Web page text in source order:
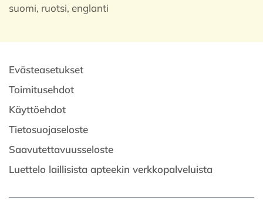
suomi, ruotsi, englanti
Evästeasetukset
Toimitusehdot
Käyttöehdot
Tietosuojaseloste
Saavutettavuusseloste
Luettelo laillisista apteekin verkkopalveluista